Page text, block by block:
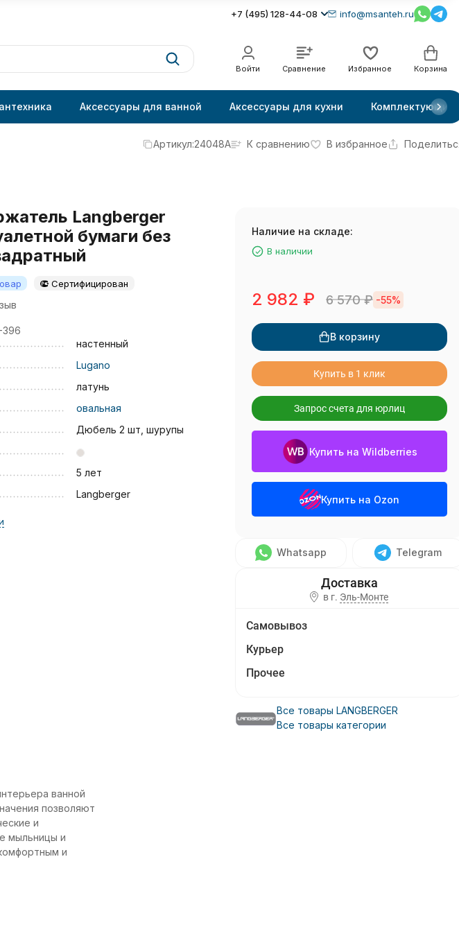
+7 (495) 128-44-08 info@msanteh.ru
Войти Сравнение Избранное Корзина
Аксессуары для ванной Аксессуары для кухни Комплектующие
Артикул:24048A К сравнению В избранное
Langberger
бумаги без
Сертифицирован
396
настенный
Lugano
латунь
овальная
Дюбель 2 шт, шурупы
5 лет
Langberger
Наличие на складе:
В наличии
2 982 ₽ 6 570₽ -55%
В корзину
Купить в 1 клик
Запрос счета для юрлиц
Купить на Wildberries
Купить на Ozon
Whatsapp Telegram
в г. Эль-Монте
Самовывоз
Курьер
Прочее
Все товары LANGBERGER
Все товары категории
ванной
позволяют
и
мыльницы и
и